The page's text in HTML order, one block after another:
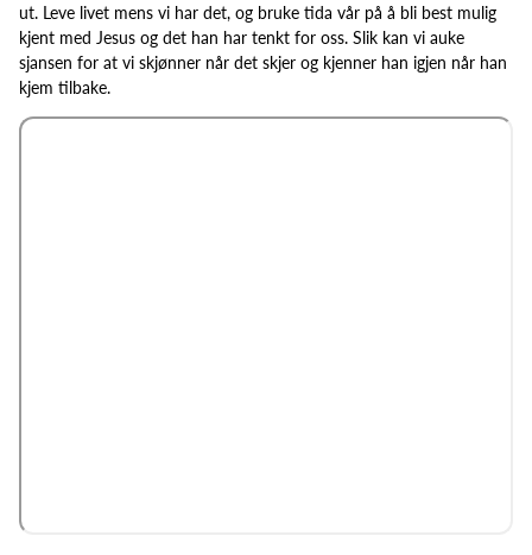
ut. Leve livet mens vi har det, og bruke tida vår på å bli best mulig
kjent med Jesus og det han har tenkt for oss. Slik kan vi auke
sjansen for at vi skjønner når det skjer og kjenner han igjen når han
kjem tilbake.